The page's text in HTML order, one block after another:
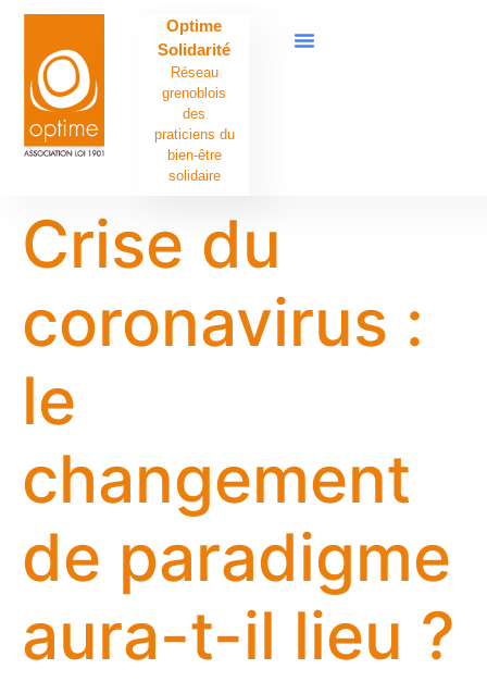
Optime
Solidarité
Réseau
grenoblois
des
praticiens du
bien-être
solidaire
Crise du
coronavirus :
le
changement
de paradigme
aura-t-il lieu ?